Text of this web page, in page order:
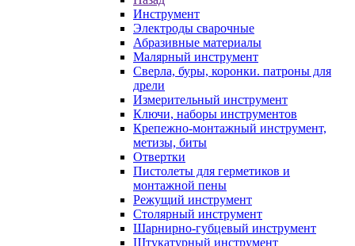
Инструмент
Электроды сварочные
Абразивные материалы
Малярный инструмент
Сверла, буры, коронки. патроны для
дрели
Измерительный инструмент
Ключи, наборы инструментов
Крепежно-монтажный инструмент,
метизы, биты
Отвертки
Пистолеты для герметиков и
монтажной пены
Режущий инструмент
Столярный инструмент
Шарнирно-губцевый инструмент
Штукатурный инструмент